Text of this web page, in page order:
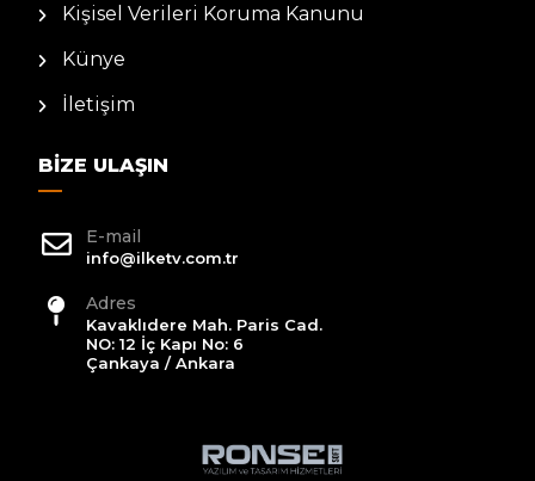
Kişisel Verileri Koruma Kanunu
Künye
İletişim
BIZE ULAŞIN
E-mail
info@ilketv.com.tr
Adres
Kavaklıdere Mah. Paris Cad.
NO: 12 İç Kapı No: 6
Çankaya / Ankara